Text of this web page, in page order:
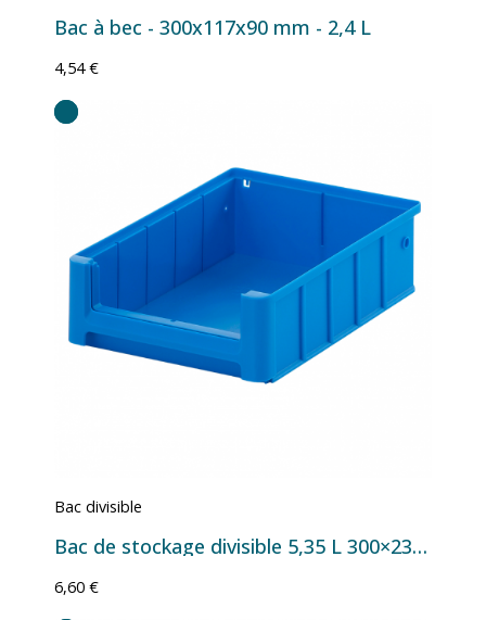
Bac à bec - 300x117x90 mm - 2,4 L
4,54 €
Bac divisible
Bac de stockage divisible 5,35 L 300×234×90 mm bleu
6,60 €